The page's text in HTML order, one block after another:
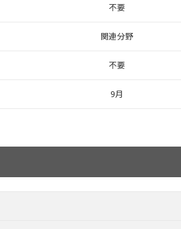
不要
関連分野
不要
9月